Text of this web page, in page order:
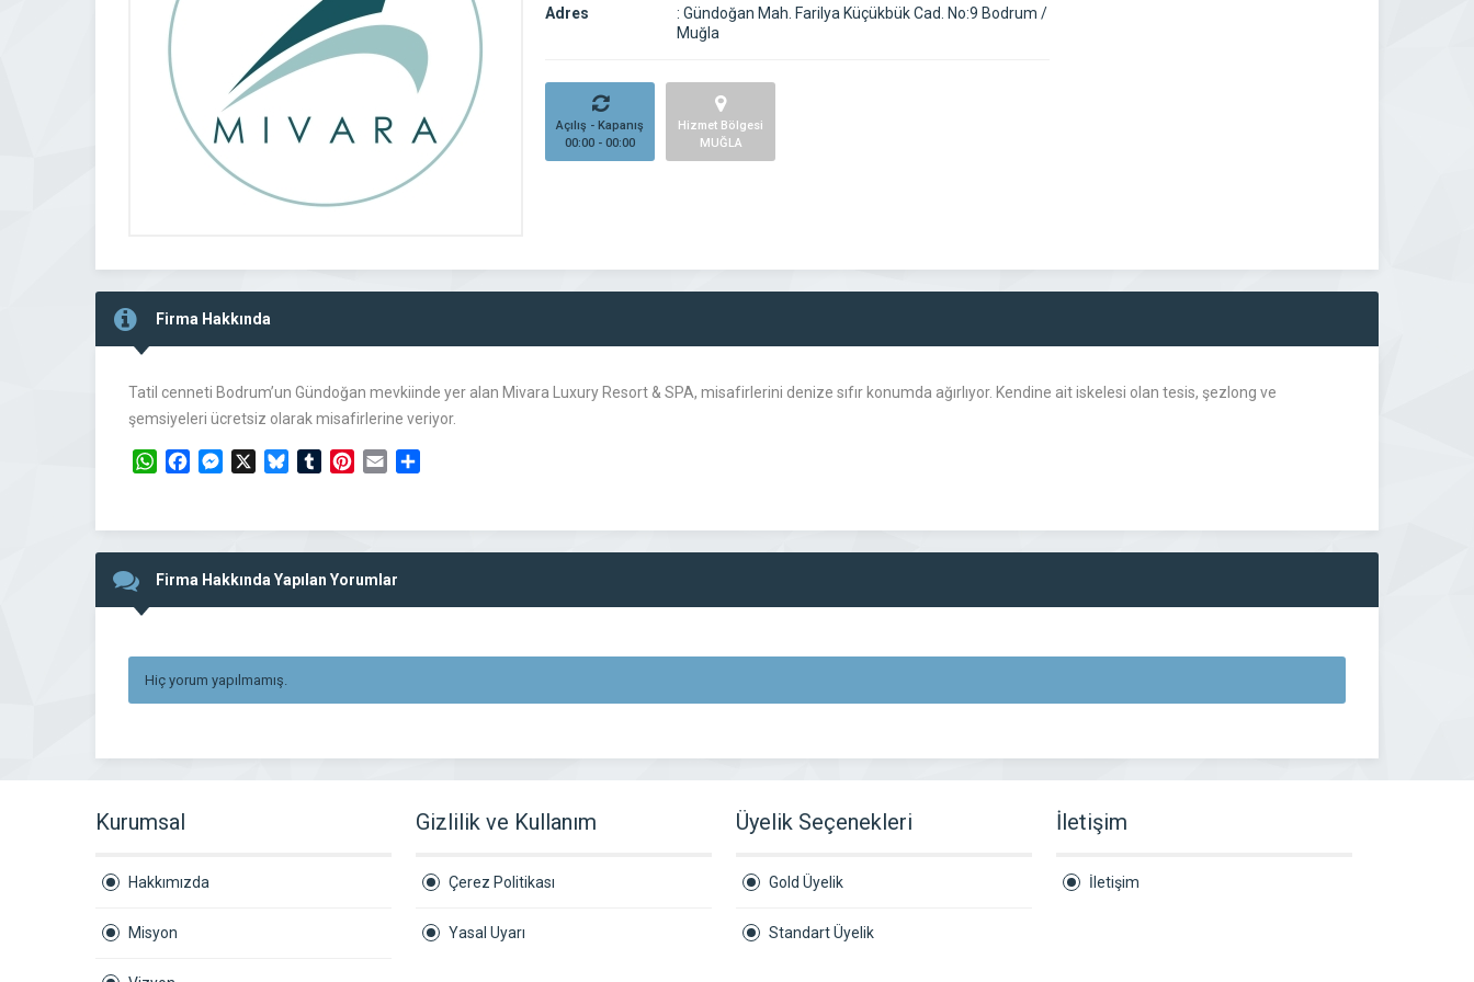
Adres : Gündoğan Mah. Farilya Küçükbük Cad. No:9 Bodrum /
Muğla
Açılış - Kapanış
00:00 - 00:00
Hizmet Bölgesi
MUĞLA
Firma Hakkında
Tatil cenneti Bodrum’un Gündoğan mevkiinde yer alan Mivara Luxury Resort & SPA, misafirlerini denize sıfır konumda ağırlıyor. Kendine ait iskelesi olan tesis, şezlong ve
şemsiyeleri ücretsiz olarak misafirlerine veriyor.
WhatsAppFacebookMessengerBlueskyTumblrPinterest
Email
Firma Hakkında Yapılan Yorumlar
Hiç yorum yapılmamış.
Kurumsal
Hakkımızda
Misyon
Gizlilik ve Kullanım
Çerez Politikası
Yasal Uyarı
Üyelik Seçenekleri
Gold Üyelik
Standart Üyelik
İletişim
İletişim